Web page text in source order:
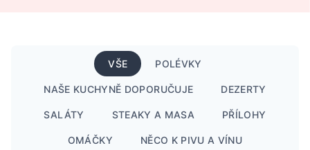
VŠE POLÉVKY
NAŠE KUCHYNĚ DOPORUČUJE DEZERTY
SALÁTY STEAKY A MASA PŘÍLOHY
OMÁČKY NĚCO K PIVU A VÍNU